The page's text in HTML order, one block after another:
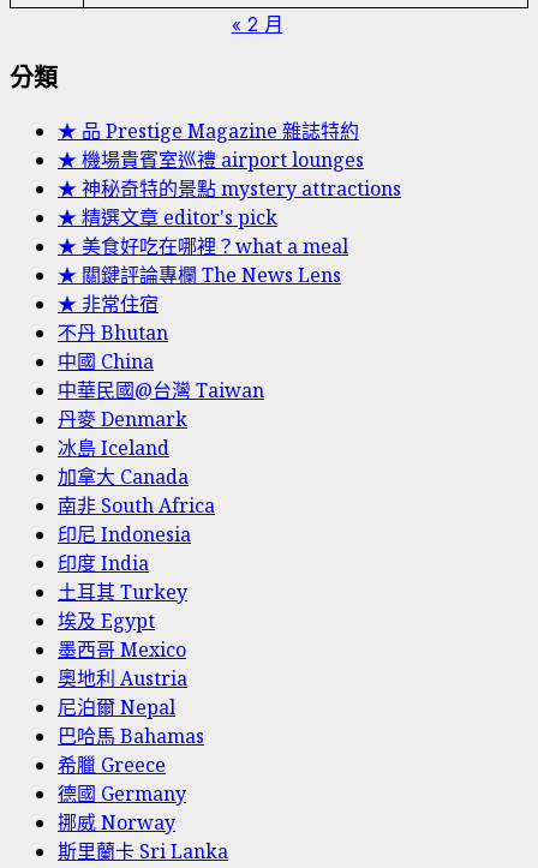
« 2 月
分類
★ 品 Prestige Magazine 雜誌特約
★ 機場貴賓室巡禮 airport lounges
★ 神秘奇特的景點 mystery attractions
★ 精選文章 editor's pick
★ 美食好吃在哪裡？what a meal
★ 關鍵評論專欄 The News Lens
★ 非常住宿
不丹 Bhutan
中國 China
中華民國@台灣 Taiwan
丹麥 Denmark
冰島 Iceland
加拿大 Canada
南非 South Africa
印尼 Indonesia
印度 India
土耳其 Turkey
埃及 Egypt
墨西哥 Mexico
奧地利 Austria
尼泊爾 Nepal
巴哈馬 Bahamas
希臘 Greece
德國 Germany
挪威 Norway
斯里蘭卡 Sri Lanka